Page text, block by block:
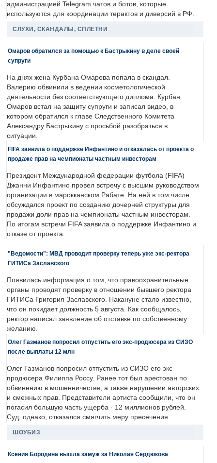
администрацией Telegram чатов и ботов, которые
используются для координации терактов и диверсий в РФ.
СЛУХИ, СКАНДАЛЫ, СПЛЕТНИ
Омаров обратился за помощью к Бастрыкину в деле своей
супруги
На днях жена Курбана Омарова попала в скандал.
Валерию обвинили в ведении косметологической
деятельности без соответствующего диплома. Курбан
Омаров встал на защиту супруги и записал видео, в
котором обратился к главе Следственного Комитета
Александру Бастрыкину с просьбой разобраться в
ситуации.
FIFA заявила о поддержке Инфантино и отказалась от проекта о
продаже прав на чемпионаты частным инвесторам
Президент Международной федерации футбола (FIFA)
Джанни Инфантино провел встречу с высшим руководством
организации в марокканском Рабате. На ней в том числе
обсуждался проект по созданию дочерней структуры для
продажи доли прав на чемпионаты частным инвесторам.
По итогам встречи FIFA заявила о поддержке Инфантино и
отказе от проекта.
"Ведомости": МВД проводит проверку теперь уже экс-ректора
ГИТИСа Заславского
Появилась информация о том, что правоохранительные
органы проводят проверку в отношении бывшего ректора
ГИТИСа Григория Заславского. Накануне стало известно,
что он покидает должность 5 августа. Как сообщалось,
ректор написал заявление об отставке по собственному
желанию.
Олег Газманов попросил отпустить его экс-продюсера из СИЗО
после выплаты 12 млн
Олег Газманов попросил отпустить из СИЗО его экс-
продюсера Филиппа Россу. Ранее тот был арестован по
обвинению в мошенничестве, а также нарушении авторских
и смежных прав. Представители артиста сообщили, что он
погасил большую часть ущерба - 12 миллионов рублей.
Суд, однако, отказался смягчить меру пресечения.
ШОУБИЗ
Ксения Бородина вышла замуж за Николая Сердюкова